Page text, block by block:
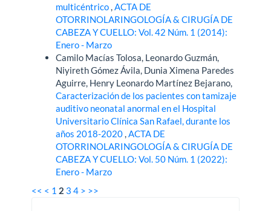
multicéntrico ACTA DE
OTORRINOLARINGOLOGÍA & CIRUGÍA DE
CABEZA Y CUELLO: Vol. 42 Núm. 1 (2014):
Enero - Marzo
Camilo Macías Tolosa, Leonardo Guzmán,
Niyireth Gómez Ávila, Dunia Ximena Paredes
Aguirre, Henry Leonardo Martínez Bejarano,
Caracterización de los pacientes con tamizaje
auditivo neonatal anormal en el Hospital
Universitario Clínica San Rafael, durante los
años 2018-2020 ACTA DE
OTORRINOLARINGOLOGÍA & CIRUGÍA DE
CABEZA Y CUELLO: Vol. 50 Núm. 1 (2022):
Enero - Marzo
<< < 1 2 3 4 > >>